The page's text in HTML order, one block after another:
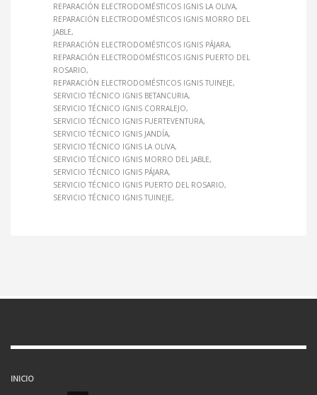
REPARACIÓN ELECTRODOMÉSTICOS IGNIS LA OLIVA
REPARACIÓN ELECTRODOMÉSTICOS IGNIS MORRO DEL
JABLE
REPARACIÓN ELECTRODOMÉSTICOS IGNIS PÁJARA
REPARACIÓN ELECTRODOMÉSTICOS IGNIS PUERTO DEL
ROSARIO
REPARACIÓN ELECTRODOMÉSTICOS IGNIS TUINEJE
SERVICIO TÉCNICO IGNIS BETANCURIA
SERVICIO TÉCNICO IGNIS CORRALEJO
SERVICIO TÉCNICO IGNIS FUERTEVENTURA
SERVICIO TÉCNICO IGNIS JANDÍA
SERVICIO TÉCNICO IGNIS LA OLIVA
SERVICIO TÉCNICO IGNIS MORRO DEL JABLE
SERVICIO TÉCNICO IGNIS PÁJARA
SERVICIO TÉCNICO IGNIS PUERTO DEL ROSARIO
SERVICIO TÉCNICO IGNIS TUINEJE
INICIO